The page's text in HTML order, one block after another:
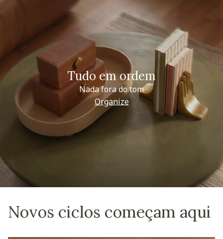
Tudo em ordem
Nada fora do tom
Organize
Novos ciclos começam aqui